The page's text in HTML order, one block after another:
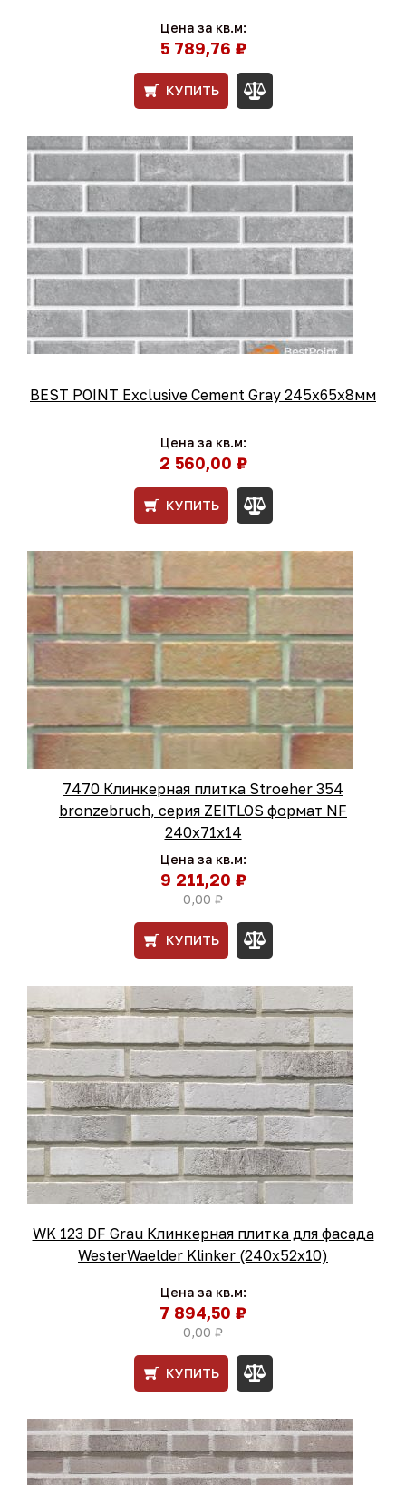
Цена за кв.м:
5 789,76 ₽
КУПИТЬ
BEST POINT Exclusive Cement Gray 245x65x8мм
Цена за кв.м:
2 560,00 ₽
КУПИТЬ
7470 Клинкерная плитка Stroeher 354
bronzebruch, серия ZEITLOS формат NF
240х71х14
Цена за кв.м:
9 211,20 ₽
0,00 ₽
КУПИТЬ
WK 123 DF Grau Клинкерная плитка для фасада
WesterWaelder Klinker (240х52х10)
Цена за кв.м:
7 894,50 ₽
0,00 ₽
КУПИТЬ